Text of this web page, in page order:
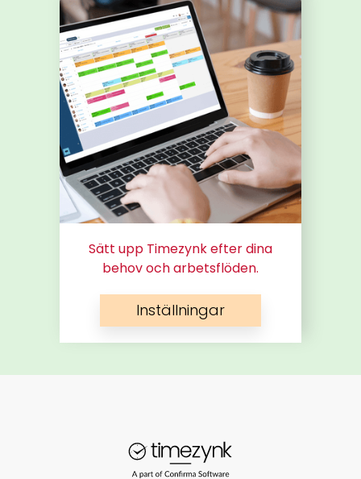
Sätt upp Timezynk efter dina
behov och arbetsflöden.
Inställningar